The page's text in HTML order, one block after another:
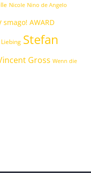
Nicole Nino de Angelo
smago! AWARD
Stefan
Gross Wenn die